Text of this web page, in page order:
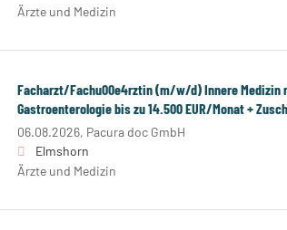
Ärzte und Medizin
Facharzt/Fachu00e4rztin (m/w/d) Innere Medizin
Gastroenterologie bis zu 14.500 EUR/Monat +
06.08.2026, Pacura doc GmbH
Elmshorn
Ärzte und Medizin